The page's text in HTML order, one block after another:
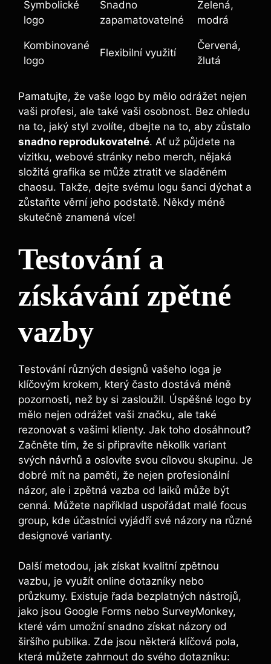
Symbolické
logo
Snadno
zapamatovatelné
Zelená,
modrá
Kombinované
logo
Flexibilní využití
Červená,
žlutá
Pamatujte, že vaše logo by mělo odrážet nejen
vaši profesi, ale také vaši osobnost. Bez ohledu
na to, jaký styl zvolíte, dbejte na to, aby zůstalo
snadno reprodukovatelné. Ať už půjdete na
vizitku, webové stránky nebo merch, nějaká
složitá grafika se může ztratit ve sladěném
chaosu. Takže, dejte svému logu šanci dýchat a
zůstaňte věrní jeho podstatě. Někdy méně
skutečně znamená více!
Testování a
získávání zpětné
vazby
Testování různých designů vašeho loga je
klíčovým krokem, který často dostává méně
pozornosti, než by si zasloužil. Úspěšné logo by
mělo nejen odrážet vaši značku, ale také
rezonovat s vašimi klienty. Jak toho dosáhnout?
Začněte tím, že si připravíte několik variant
svých návrhů a oslovíte svou cílovou skupinu. Je
dobré mít na paměti, že nejen profesionální
názor, ale i zpětná vazba od laiků může být
cenná. Můžete například uspořádat malé focus
group, kde účastníci vyjádří své názory na různé
designové varianty.
Další metodou, jak získat kvalitní zpětnou
vazbu, je využít online dotazníky nebo
průzkumy. Existuje řada bezplatných nástrojů,
jako jsou Google Forms nebo SurveyMonkey,
které vám umožní snadno získat názory od
širšího publika. Zde jsou některá klíčová pola,
která můžete zahrnout do svého dotazníku: